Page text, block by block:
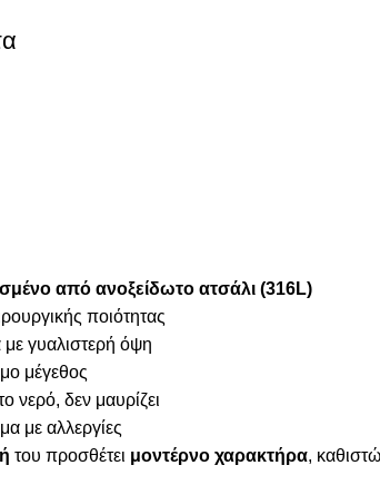
από ανοξείδωτο ατσάλι (316L)
ποιότητας
γυαλιστερή όψη
μέγεθος
νερό, δεν μαυρίζει
με αλλεργίες
του προσθέτει μοντέρνο χαρακτήρα,